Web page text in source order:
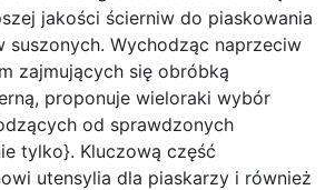
jakości ścierniw do piaskowania
suszonych. Wychodząc naprzeciw
zajmujących się obróbką
proponuje wieloraki wybór
od sprawdzonych
tylko}. Kluczową część
utensylia dla piaskarzy i również